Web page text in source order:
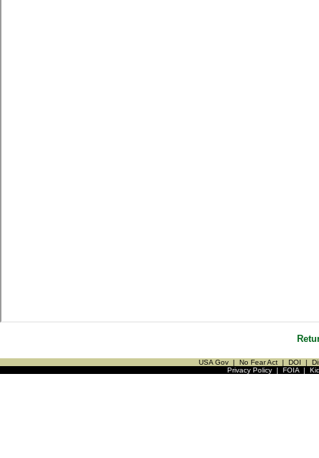
USA Gov | No Fear Act | DOI |
Privacy Policy| FOIA|